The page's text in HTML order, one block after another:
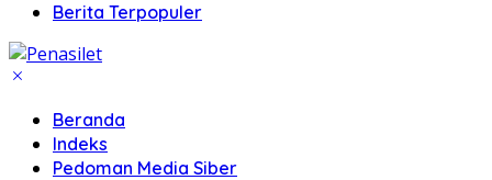
Berita Terpopuler
Beranda
Indeks
Pedoman Media Siber